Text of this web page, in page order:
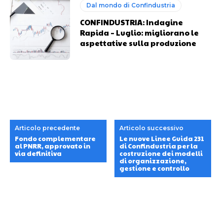
Dal mondo di Confindustria
CONFINDUSTRIA: Indagine
Rapida – Luglio: migliorano le
aspettative sulla produzione
Articolo precedente
Fondo complementare
al PNRR, approvato in
via definitiva
Articolo successivo
Le nuove Linee Guida 231
di Confindustria per la
costruzione dei modelli
di organizzazione,
gestione e controllo